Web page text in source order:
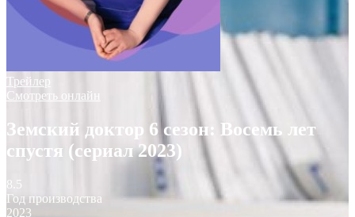
Трейлер
Смотреть онлайн
Земский доктор 6 сезон: Восемь лет
спустя (сериал 2023)
8.5
Год производства
2023